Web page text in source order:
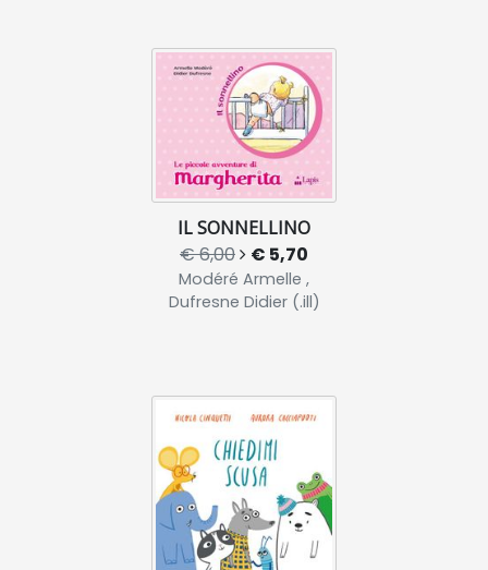
IL SONNELLINO
€ 6,00 € 5,70
Modéré Armelle ,
Dufresne Didier (.ill)